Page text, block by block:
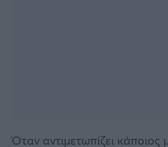
Όταν αντιμετωπίζει κάποιος